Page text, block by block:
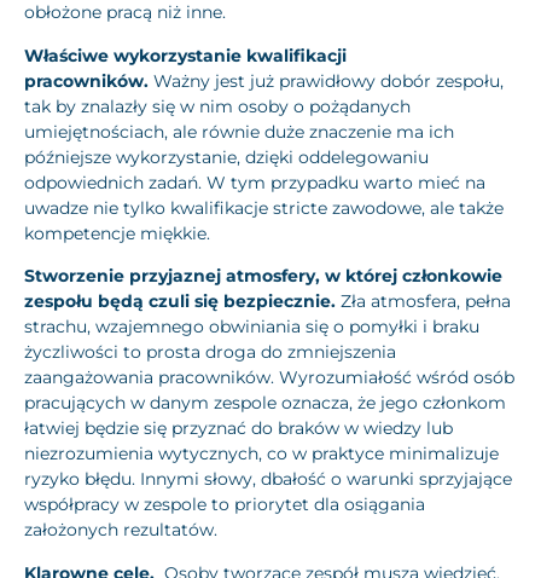
obłożone pracą niż inne.
Właściwe wykorzystanie kwalifikacji
pracowników. Ważny jest już prawidłowy dobór zespołu,
tak by znalazły się w nim osoby o pożądanych
umiejętnościach, ale równie duże znaczenie ma ich
późniejsze wykorzystanie, dzięki oddelegowaniu
odpowiednich zadań. W tym przypadku warto mieć na
uwadze nie tylko kwalifikacje stricte zawodowe, ale także
kompetencje miękkie.
Stworzenie przyjaznej atmosfery, w której członkowie
zespołu będą czuli się bezpiecznie. Zła atmosfera, pełna
strachu, wzajemnego obwiniania się o pomyłki i braku
życzliwości to prosta droga do zmniejszenia
zaangażowania pracowników. Wyrozumiałość wśród osób
pracujących w danym zespole oznacza, że jego członkom
łatwiej będzie się przyznać do braków w wiedzy lub
niezrozumienia wytycznych, co w praktyce minimalizuje
ryzyko błędu. Innymi słowy, dbałość o warunki sprzyjające
współpracy w zespole to priorytet dla osiągania
założonych rezultatów.
Klarowne cele. Osoby tworzące zespół muszą wiedzieć,